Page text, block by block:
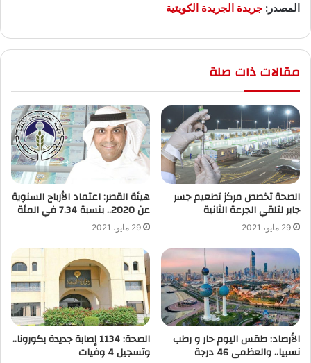
المصدر: جريدة الجريدة الكويتية
مقالات ذات صلة
الصحة تخصص مركز تطعيم جسر
جابر لتلقي الجرعة الثانية
29 مايو، 2021
هيئة القصر: اعتماد الأرباح السنوية
عن 2020.. بنسبة 7.34 في المئة
29 مايو، 2021
الأرصاد: طقس اليوم حار و رطب
نسبيا.. والعظمى 46 درجة
الصحة: 1134 إصابة جديدة بكورونا..
وتسجيل 4 وفيات